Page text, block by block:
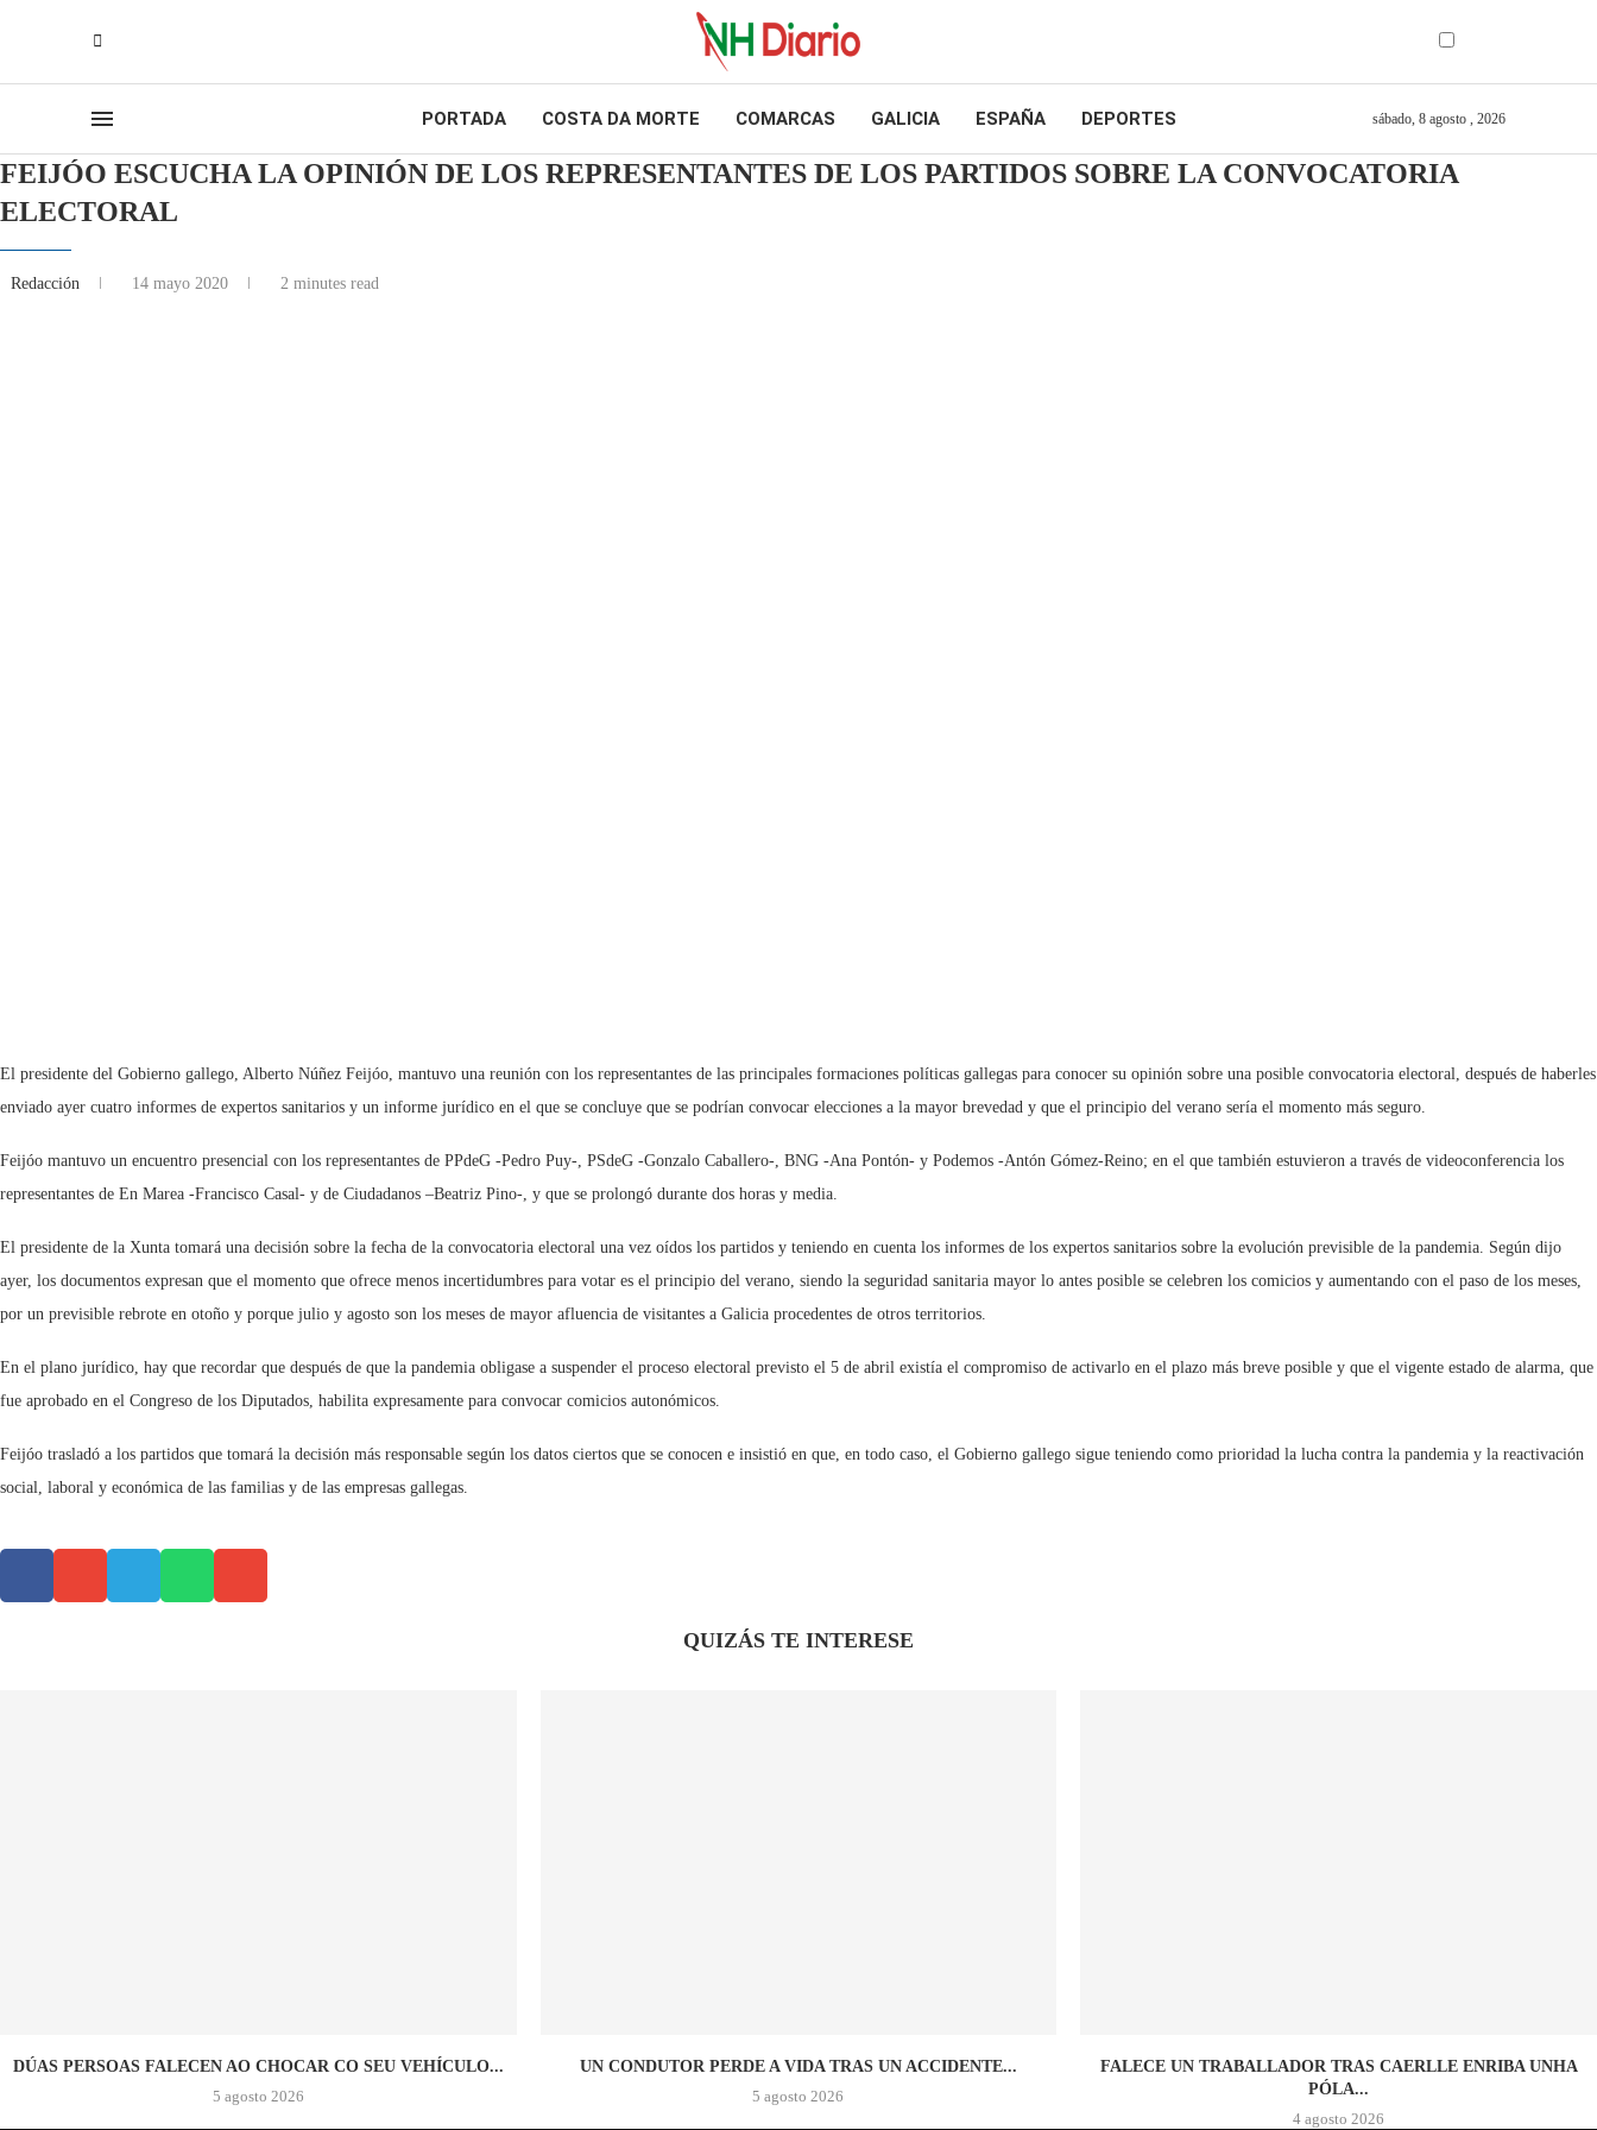
PORTADA COSTA DA MORTE COMARCAS GALICIA ESPAÑA DEPORTES sábado, 8 agosto , 2026
FEIJÓO ESCUCHA LA OPINIÓN DE LOS REPRESENTANTES DE LOS PARTIDOS SOBRE LA CONVOCATORIA
ELECTORAL
Redacción 14 mayo 2020 2 minutes read
El presidente del Gobierno gallego, Alberto Núñez Feijóo, mantuvo una reunión con los representantes de las principales formaciones políticas gallegas para conocer su opinión sobre una posible convocatoria electoral, después de haberles
enviado ayer cuatro informes de expertos sanitarios y un informe jurídico en el que se concluye que se podrían convocar elecciones a la mayor brevedad y que el principio del verano sería el momento más seguro.
Feijóo mantuvo un encuentro presencial con los representantes de PPdeG -Pedro Puy-, PSdeG -Gonzalo Caballero-, BNG -Ana Pontón- y Podemos -Antón Gómez-Reino; en el que también estuvieron a través de videoconferencia los
representantes de En Marea -Francisco Casal- y de Ciudadanos –Beatriz Pino-, y que se prolongó durante dos horas y media.
El presidente de la Xunta tomará una decisión sobre la fecha de la convocatoria electoral una vez oídos los partidos y teniendo en cuenta los informes de los expertos sanitarios sobre la evolución previsible de la pandemia. Según dijo
ayer, los documentos expresan que el momento que ofrece menos incertidumbres para votar es el principio del verano, siendo la seguridad sanitaria mayor lo antes posible se celebren los comicios y aumentando con el paso de los meses,
por un previsible rebrote en otoño y porque julio y agosto son los meses de mayor afluencia de visitantes a Galicia procedentes de otros territorios.
En el plano jurídico, hay que recordar que después de que la pandemia obligase a suspender el proceso electoral previsto el 5 de abril existía el compromiso de activarlo en el plazo más breve posible y que el vigente estado de alarma, que
fue aprobado en el Congreso de los Diputados, habilita expresamente para convocar comicios autonómicos.
Feijóo trasladó a los partidos que tomará la decisión más responsable según los datos ciertos que se conocen e insistió en que, en todo caso, el Gobierno gallego sigue teniendo como prioridad la lucha contra la pandemia y la reactivación
social, laboral y económica de las familias y de las empresas gallegas.
QUIZÁS TE INTERESE
DÚAS PERSOAS FALECEN AO CHOCAR CO SEU VEHÍCULO...
5 agosto 2026
UN CONDUTOR PERDE A VIDA TRAS UN ACCIDENTE...
5 agosto 2026
FALECE UN TRABALLADOR TRAS CAERLLE ENRIBA UNHA
PÓLA...
4 agosto 2026